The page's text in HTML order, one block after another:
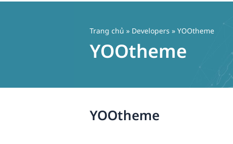
Trang chủ » Developers » YOOtheme
YOOtheme
YOOtheme